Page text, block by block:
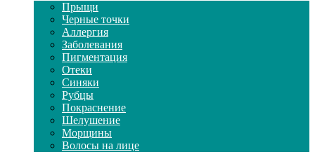
Прыщи
Черные точки
Аллергия
Заболевания
Пигментация
Отеки
Синяки
Рубцы
Покраснение
Шелушение
Морщины
Волосы на лице